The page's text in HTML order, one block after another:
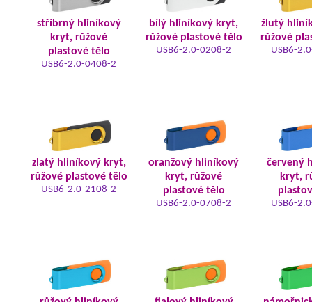
stříbrný hliníkový
kryt, růžové
plastové tělo
USB6-2.0-0408-2
bílý hliníkový kryt,
růžové plastové tělo
USB6-2.0-0208-2
žlutý
růžové
USB6-
zlatý hliníkový kryt,
růžové plastové tělo
USB6-2.0-2108-2
oranžový hliníkový
kryt, růžové
plastové tělo
USB6-2.0-0708-2
červený
kryt,
USB6-